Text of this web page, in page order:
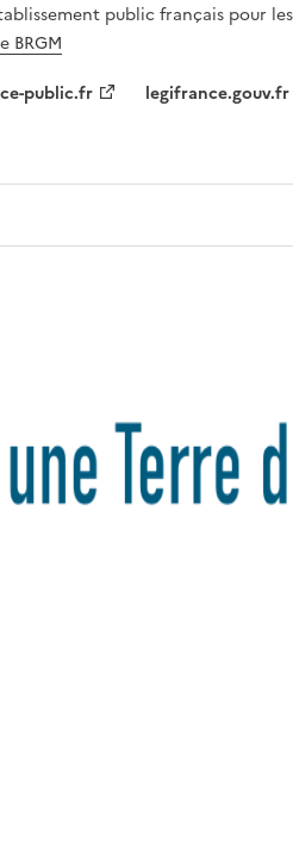
public français pour
BRGM
public.fr legifrance.gouv.fr